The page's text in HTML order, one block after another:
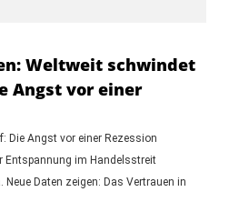
Weltweit schwindet
Angst vor einer
Die Angst vor einer Rezession
Entspannung im Handelsstreit
Neue Daten zeigen: Das Vertrauen in